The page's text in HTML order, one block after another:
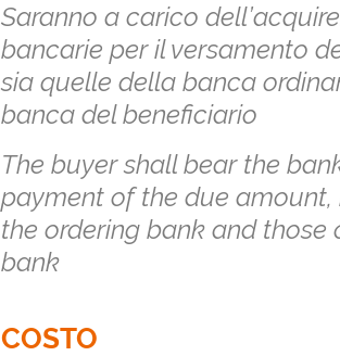
Saranno a carico
bancarie per il versamento
sia quelle della banca
banca del beneficiario
The buyer shall bear the
payment of the due
the ordering bank and those
bank
COSTO